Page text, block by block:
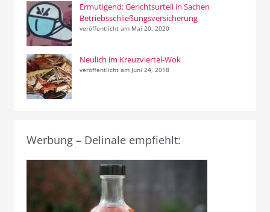
Ermutigend: Gerichtsurteil in Sachen
Betriebsschließungsversicherung
veröffentlicht am Mai 20, 2020
Neulich im Kreuzviertel-Wok
veröffentlicht am Juni 24, 2018
Werbung – Delinale empfiehlt: